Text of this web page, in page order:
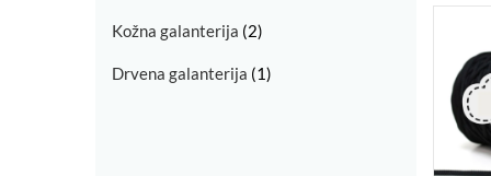
Kožna galanterija (2)
Drvena galanterija (1)